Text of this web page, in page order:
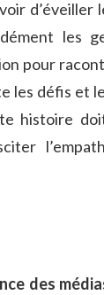
d’éveiller
les
pour
les⁣ défis et
histoire
​des